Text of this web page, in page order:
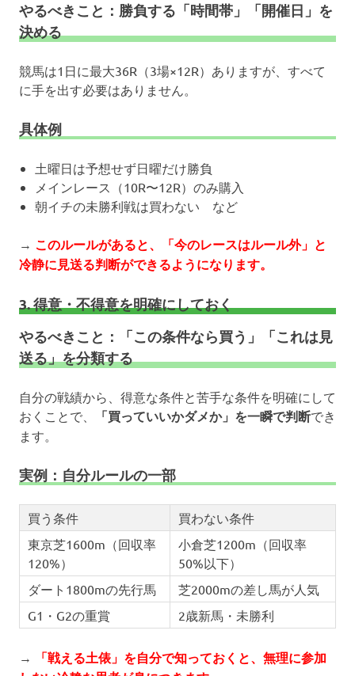
やるべきこと：勝負する「時間帯」「開催日」を
決める
競馬は1日に最大36R（3場×12R）ありますが、すべて
に手を出す必要はありません。
具体例
土曜日は予想せず日曜だけ勝負
メインレース（10R〜12R）のみ購入
朝イチの未勝利戦は買わない など
→ このルールがあると、「今のレースはルール外」と
冷静に見送る判断ができるようになります。
3. 得意・不得意を明確にしておく
やるべきこと：「この条件なら買う」「これは見
送る」を分類する
自分の戦績から、得意な条件と苦手な条件を明確にして
おくことで、
「買っていいかダメか」を一瞬で判断でき
ます。
実例：自分ルールの一部
買う条件
買わない条件
東京芝1600m（回収率
120%）
小倉芝1200m（回収率
50%以下）
ダート1800mの先行馬
芝2000mの差し馬が人気
G1・G2の重賞
2歳新馬・未勝利
→
「戦える土俵」を自分で知っておくと、無理に参加